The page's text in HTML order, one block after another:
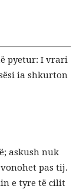
pyetur: I vrari
ia shkurton
askush nuk
pas tij.
e tyre të cilit